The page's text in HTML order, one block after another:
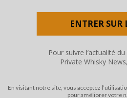
ENTRER SUR
En visitant notre site, vous acceptez
pour améliorer votre
Pour suivre l’actualité
Private Whisky News,